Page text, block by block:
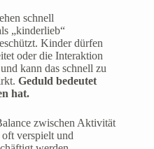
schnell
„kinderlieb“
Kinder dürfen
oder die Interaktion
kann das schnell zu
Geduld bedeutet
hat.
zwischen Aktivität
verspielt und